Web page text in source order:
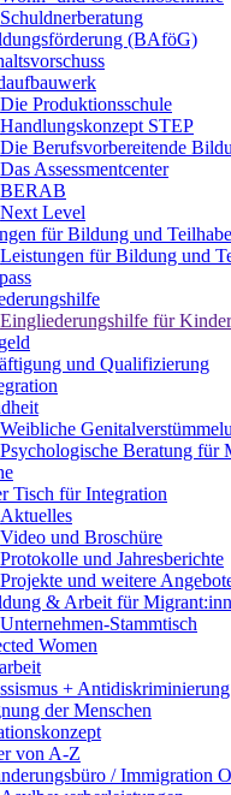
Schuldnerberatung
(BAföG)
Die Produktionsschule
Handlungskonzept STEP
Die Berufsvorbereitende
Das Assessmentcenter
BERAB
Next Level
für Bildung und Teilhabe
Leistungen für Bildung und
Eingliederungshilfe für
und Qualifizierung
Weibliche
Psychologische Beratung für
Tisch für Integration
Aktuelles
Video und Broschüre
Protokolle und Jahresberichte
Projekte und weitere
& Arbeit für
Unternehmen-Stammtisch
Women
+ Antidiskriminierung
der Menschen
von A-Z
/ Immigration